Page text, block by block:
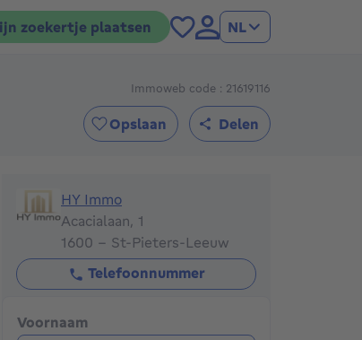
zoekertje plaatsen NL
Immoweb code : 21619116
Opslaan Delen
HY Immo
HY Immo
Acacialaan, 1
1600 - St-Pieters-Leeuw
Telefoonnummer
Voornaam